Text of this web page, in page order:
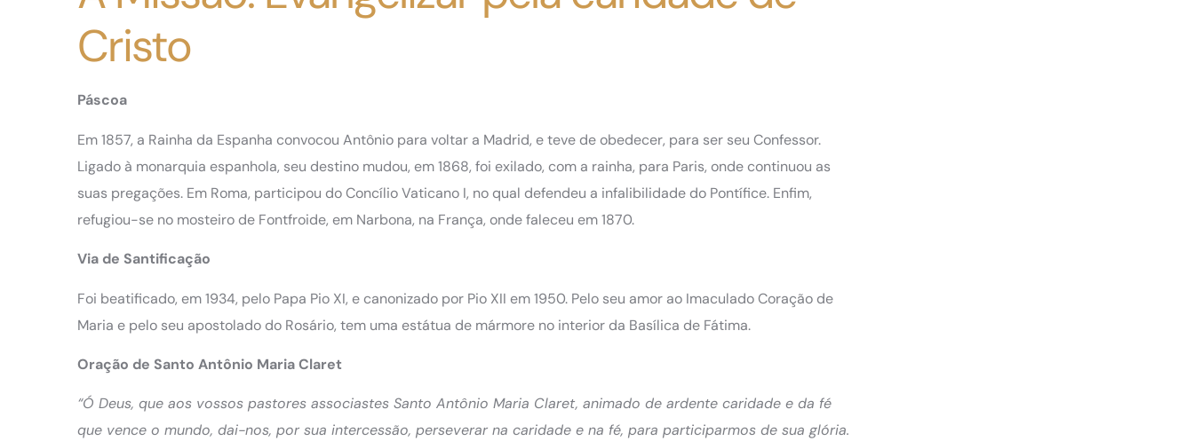
Cristo
Páscoa
Em 1857, a Rainha da Espanha convocou Antônio para voltar a Madrid, e teve de obedecer, para ser seu Confessor.
Ligado à monarquia espanhola, seu destino mudou, em 1868, foi exilado, com a rainha, para Paris, onde continuou as
suas pregações. Em Roma, participou do Concílio Vaticano I, no qual defendeu a infalibilidade do Pontífice. Enfim,
refugiou-se no mosteiro de Fontfroide, em Narbona, na França, onde faleceu em 1870.
Via de Santificação
Foi beatificado, em 1934, pelo Papa Pio XI, e canonizado por Pio XII em 1950. Pelo seu amor ao Imaculado Coração de
Maria e pelo seu apostolado do Rosário, tem uma estátua de mármore no interior da Basílica de Fátima.
Oração de Santo Antônio Maria Claret
“Ó Deus, que aos vossos pastores associastes Santo Antônio Maria Claret, animado de ardente caridade e da fé
que vence o mundo, dai-nos, por sua intercessão, perseverar na caridade e na fé, para participarmos de sua glória.